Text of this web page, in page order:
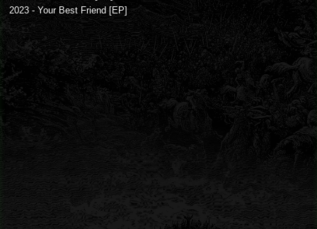
2023 - Your Best Friend [EP]